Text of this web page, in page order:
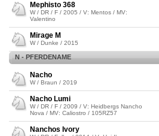
Mephisto 368
W / DR / F / 2005 / V: Mentos / MV:
Valentino
Mirage M
W / Dunke / 2015
N - PFERDENAME
Nacho
W / Braun / 2019
Nacho Lumi
W / DR / F / 2009 / V: Heidbergs Nancho
Nova / MV: Caliostro / 105RZ57
Nanchos Ivory